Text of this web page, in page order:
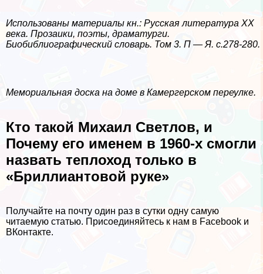
Использованы материалы кн.: Русская литература XX
века. Прозаики, поэты, драматурги.
Биобиблиографический словарь. Том 3. П — Я. с.278-280.
Мемориальная доска на доме в Камергерском переулке.
Кто такой Михаил Светлов, и
Почему его именем в 1960-х cмогли
назвать теплоход только в
«Бриллиантовой руке»
Получайте на почту один раз в сутки одну самую
читаемую статью. Присоединяйтесь к нам в Facebook и
ВКонтакте.